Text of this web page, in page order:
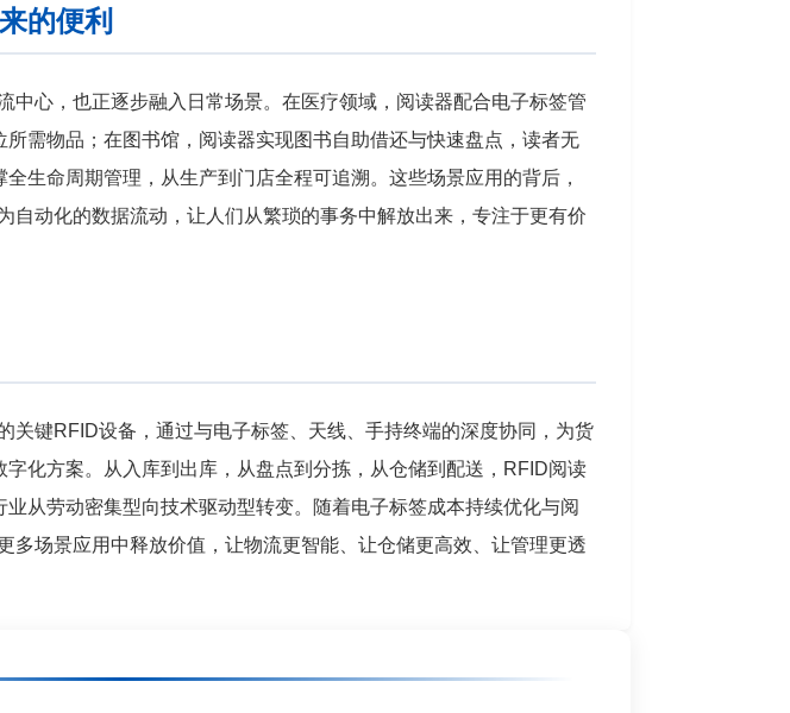
的便利
中心，也正逐步融入日常场景。在医疗领域，阅读器配合电子标签管
需物品；在图书馆，阅读器实现图书自助借还与快速盘点，读者无
生命周期管理，从生产到门店全程可追溯。这些场景应用的背后，
自动化的数据流动，让人们从繁琐的事务中解放出来，专注于更有价
关键RFID设备，通过与电子标签、天线、手持终端的深度协同，为货
化方案。从入库到出库，从盘点到分拣，从仓储到配送，RFID阅读
从劳动密集型向技术驱动型转变。随着电子标签成本持续优化与阅
多场景应用中释放价值，让物流更智能、让仓储更高效、让管理更透